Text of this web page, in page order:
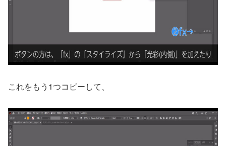
これをもう1つコピーして、